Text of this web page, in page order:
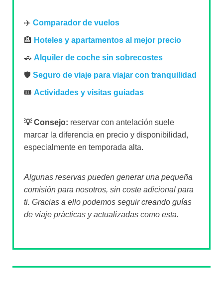
✈️ Comparador de vuelos
🏨 Hoteles y apartamentos al mejor precio
🚗 Alquiler de coche sin sobrecostes
🛡️ Seguro de viaje para viajar con tranquilidad
🎟️ Actividades y visitas guiadas
💡 Consejo: reservar con antelación suele
marcar la diferencia en precio y disponibilidad,
especialmente en temporada alta.
Algunas reservas pueden generar una pequeña
comisión para nosotros, sin coste adicional para
ti. Gracias a ello podemos seguir creando guías
de viaje prácticas y actualizadas como esta.